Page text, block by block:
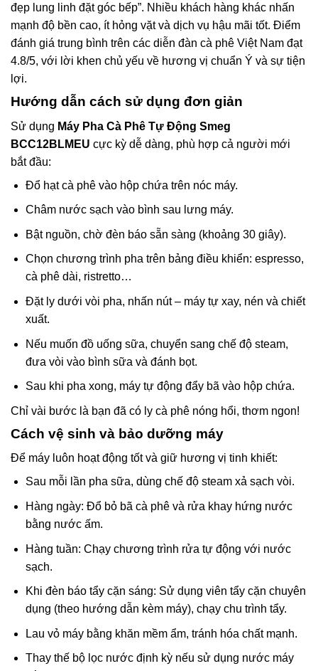
đẹp lung linh đặt góc bếp”. Nhiều khách hàng khác nhấn
mạnh độ bền cao, ít hỏng vặt và dịch vụ hậu mãi tốt. Điểm
đánh giá trung bình trên các diễn đàn cà phê Việt Nam đạt
4.8/5, với lời khen chủ yếu về hương vị chuẩn Ý và sự tiện
lợi.
Hướng dẫn cách sử dụng đơn giản
Sử dụng Máy Pha Cà Phê Tự Động Smeg
BCC12BLMEU cực kỳ dễ dàng, phù hợp cả người mới
bắt đầu:
Đổ hạt cà phê vào hộp chứa trên nóc máy.
Châm nước sạch vào bình sau lưng máy.
Bật nguồn, chờ đèn báo sẵn sàng (khoảng 30 giây).
Chọn chương trình pha trên bảng điều khiển: espresso,
cà phê dài, ristretto…
Đặt ly dưới vòi pha, nhấn nút – máy tự xay, nén và chiết
xuất.
Nếu muốn đồ uống sữa, chuyển sang chế độ steam,
đưa vòi vào bình sữa và đánh bọt.
Sau khi pha xong, máy tự động đẩy bã vào hộp chứa.
Chỉ vài bước là bạn đã có ly cà phê nóng hổi, thơm ngon!
Cách vệ sinh và bảo dưỡng máy
Để máy luôn hoạt động tốt và giữ hương vị tinh khiết:
Sau mỗi lần pha sữa, dùng chế độ steam xả sạch vòi.
Hàng ngày: Đổ bỏ bã cà phê và rửa khay hứng nước
bằng nước ấm.
Hàng tuần: Chạy chương trình rửa tự động với nước
sạch.
Khi đèn báo tẩy cặn sáng: Sử dụng viên tẩy cặn chuyên
dụng (theo hướng dẫn kèm máy), chạy chu trình tẩy.
Lau vỏ máy bằng khăn mềm ẩm, tránh hóa chất mạnh.
Thay thế bộ lọc nước định kỳ nếu sử dụng nước máy